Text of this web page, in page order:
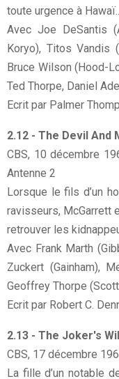
toute urgence à
Avec Joe DeSantis
Koryo), Titos Vandis
Bruce Wilson (Hood-
Ted Thorpe, Daniel
Ecrit par Palmer
2.12 - The Devil
CBS, 10 décembre
Antenne 2
Lorsque le fils d’un
ravisseurs, McGarrett
retrouver les
Avec Frank Marth
Zuckert (Gainham),
Geoffrey Thorpe
Ecrit par Robert C.
2.13 - The Joker's
CBS, 17 décembre
La fille d’un notable